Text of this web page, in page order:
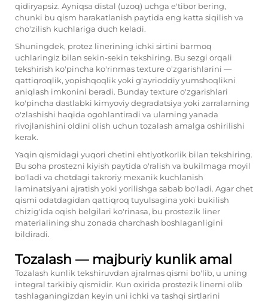
qidiryapsiz. Ayniqsa distal (uzoq) uchga e'tibor bering,
chunki bu qism harakatlanish paytida eng katta siqilish va
cho'zilish kuchlariga duch keladi.
Shuningdek, protez linerining ichki sirtini barmoq
uchlaringiz bilan sekin-sekin tekshiring. Bu sezgi orqali
tekshirish ko'pincha ko'rinmas texture o'zgarishlarini —
qattiqroqlik, yopishqoqlik yoki g'ayrioddiy yumshoqlikni
aniqlash imkonini beradi. Bunday texture o'zgarishlari
ko'pincha dastlabki kimyoviy degradatsiya yoki zarralarning
o'zlashishi haqida ogohlantiradi va ularning yanada
rivojlanishini oldini olish uchun tozalash amalga oshirilishi
kerak.
Yaqin qismidagi yuqori chetini ehtiyotkorlik bilan tekshiring.
Bu soha prostezni kiyish paytida o'ralish va bukilmaga moyil
bo'ladi va chetdagi takroriy mexanik kuchlanish
laminatsiyani ajratish yoki yorilishga sabab bo'ladi. Agar chet
qismi odatdagidan qattiqroq tuyulsagina yoki bukilish
chizig'ida oqish belgilari ko'rinasa, bu prostezik liner
materialining shu zonada charchash boshlaganligini
bildiradi.
Tozalash — majburiy kunlik amal
Tozalash kunlik tekshiruvdan ajralmas qismi bo'lib, u uning
integral tarkibiy qismidir. Kun oxirida prostezik linerni olib
tashlaganingizdan keyin uni ichki va tashqi sirtlarini